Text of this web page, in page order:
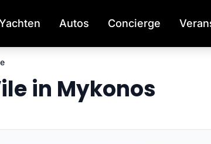
Autos Concierge
in Mykonos